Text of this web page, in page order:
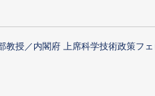
教授／内閣府 上席科学技術政策フェ